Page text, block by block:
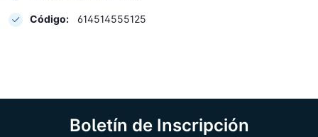
Código: 614514555125
Boletín de Inscripción